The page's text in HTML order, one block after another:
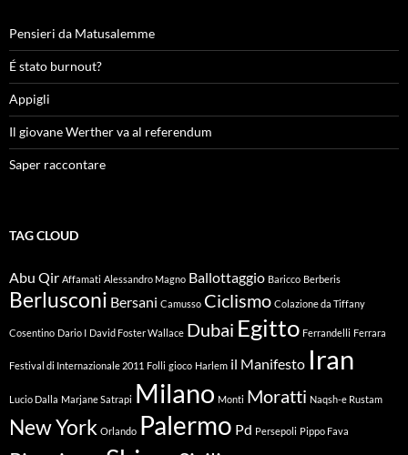
Pensieri da Matusalemme
É stato burnout?
Appigli
Il giovane Werther va al referendum
Saper raccontare
TAG CLOUD
Abu Qir Affamati Alessandro Magno Ballottaggio Baricco Berberis
Berlusconi Bersani Camusso Ciclismo Colazione da Tiffany
Cosentino Dario I David Foster Wallace Dubai Egitto Ferrandelli Ferrara
Festival di Internazionale 2011 Folli gioco Harlem il Manifesto Iran
Lucio Dalla Marjane Satrapi Milano Monti Moratti Naqsh-e Rustam
New York Orlando Palermo Pd Persepoli Pippo Fava